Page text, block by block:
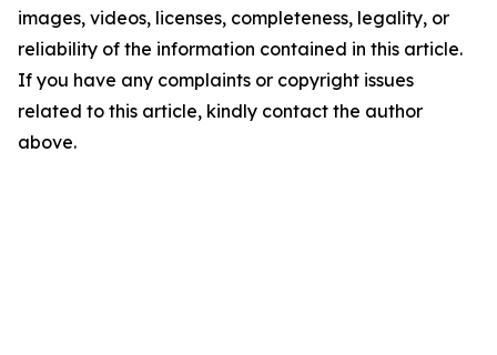
images, videos, licenses, completeness, legality, or
reliability of the information contained in this article.
If you have any complaints or copyright issues
related to this article, kindly contact the author
above.